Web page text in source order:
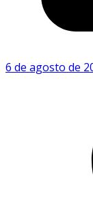
6 de agosto de